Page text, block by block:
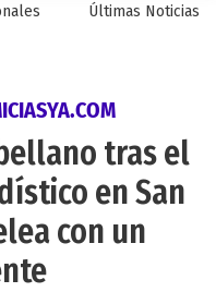
Últimas Noticias
tras el
en San
con un